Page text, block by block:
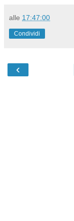
alle 17:47:00
Condividi
‹